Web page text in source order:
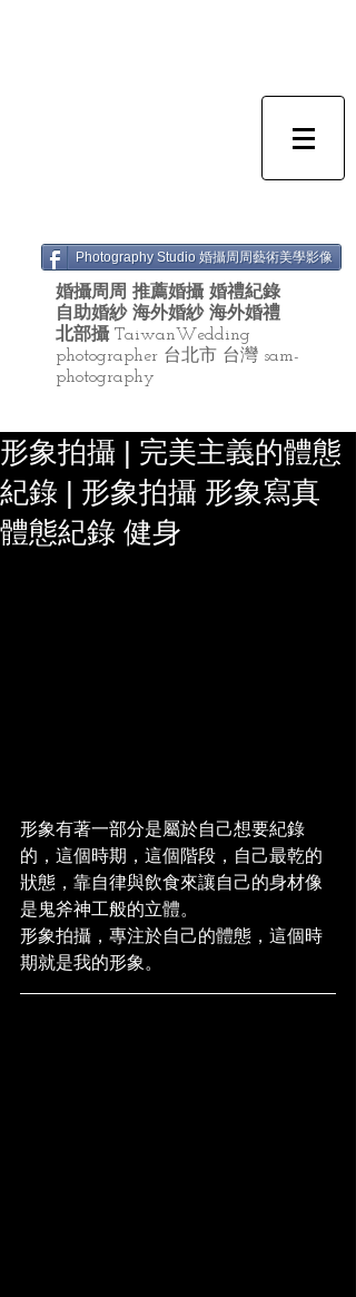
Photography Studio 婚攝周周藝術美學影像
婚攝周周 推薦婚攝 婚禮紀錄
自助婚紗 海外婚紗 海外婚禮
北部攝 TaiwanWedding
photographer 台北市 台灣 sam-
photography
形象拍攝 | 完美主義的體態
紀錄 | 形象拍攝 形象寫真
體態紀錄 健身
形象有著一部分是屬於自己想要紀錄
的，這個時期，這個階段，自己最乾的
狀態，靠自律與飲食來讓自己的身材像
是鬼斧神工般的立體。
形象拍攝，專注於自己的體態，這個時
期就是我的形象。